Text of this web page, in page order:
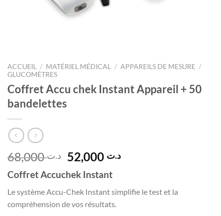
ACCUEIL / MATÉRIEL MÉDICAL / APPAREILS DE MESURE /
GLUCOMÈTRES
Coffret Accu chek Instant Appareil + 50
bandelettes
د.ت68,000
Le
prix
initial
était :
د.تLe
est :
Coffret Accuchek Instant
Le système Accu-Chek Instant simplifie le test et la
compréhension de vos résultats.